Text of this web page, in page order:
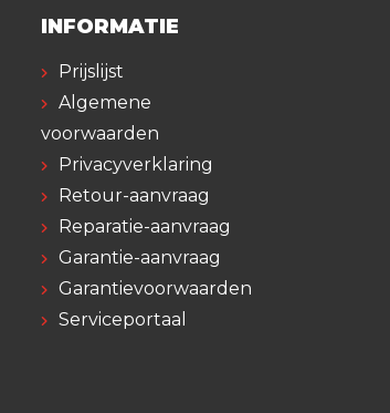
INFORMATIE
Prijslijst
Algemene
voorwaarden
Privacyverklaring
Retour-aanvraag
Reparatie-aanvraag
Garantie-aanvraag
Garantievoorwaarden
Serviceportaal